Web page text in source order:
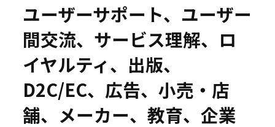
事例
お役立ち情報
ユーザーサポート、ユーザー
間交流、サービス理解、ロ
イヤルティ、出版、
D2C/EC、広告、小売・店
舗、メーカー、教育、企業